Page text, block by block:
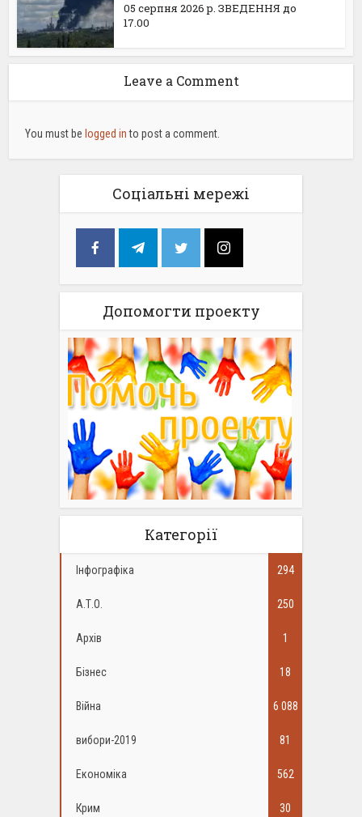
05 серпня 2026 р. ЗВЕДЕННЯ до
17.00
Leave a Comment
You must be logged into post a comment.
Соціальні мережі
Допомогти проекту
Категорії
Інфографіка 294
А.Т.О. 250
Архів 1
Бізнес 18
Війна 6 088
вибори-2019 81
Економіка 562
Крим 30